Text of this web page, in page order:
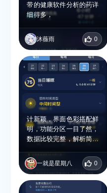
带的健康软件分析的药详
细得多，
沐薇雨 0
计新颖，界面色彩搭配鲜
明，功能分区一目了然，
数据比较完整，解析简单
高，可以轻松掌握近期身
体状况
一就是星期八 0